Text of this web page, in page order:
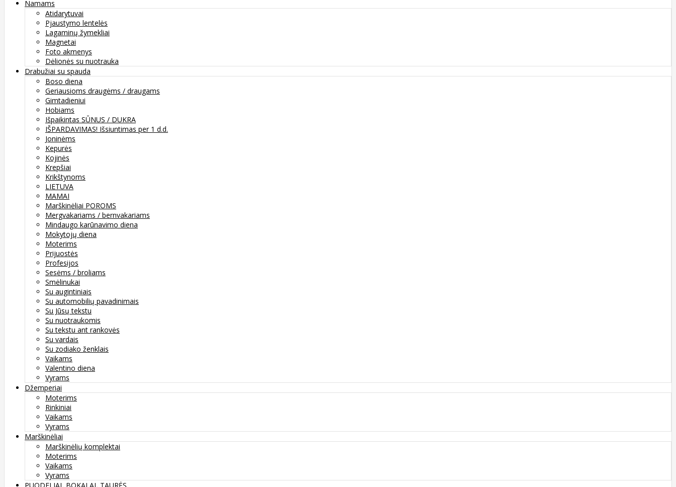
Namams
Atidarytuvai
Pjaustymo lentelės
Lagaminų žymekliai
Magnetai
Foto akmenys
Dėlionės su nuotrauka
Drabužiai su spauda
Boso diena
Geriausioms draugėms / draugams
Gimtadieniui
Hobiams
Išpaikintas SŪNUS / DUKRA
IŠPARDAVIMAS! Išsiuntimas per 1 d.d.
Joninėms
Kepurės
Kojinės
Krepšiai
Krikštynoms
LIETUVA
MAMAI
Marškinėliai POROMS
Mergvakariams / bernvakariams
Mindaugo karūnavimo diena
Mokytojų diena
Moterims
Prijuostės
Profesijos
Sesėms / broliams
Smėlinukai
Su augintiniais
Su automobilių pavadinimais
Su Jūsų tekstu
Su nuotraukomis
Su tekstu ant rankovės
Su vardais
Su zodiako ženklais
Vaikams
Valentino diena
Vyrams
Džemperiai
Moterims
Rinkiniai
Vaikams
Vyrams
Marškinėliai
Marškinėlių komplektai
Moterims
Vaikams
Vyrams
PUODELIAI, BOKALAI, TAURĖS